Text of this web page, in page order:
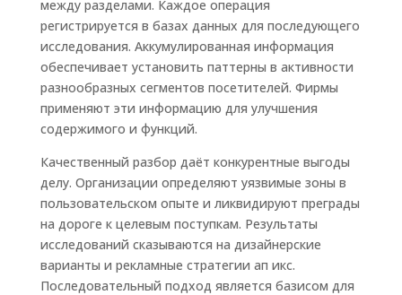
между разделами. Каждое операция
регистрируется в базах данных для последующего
исследования. Аккумулированная информация
обеспечивает установить паттерны в активности
разнообразных сегментов посетителей. Фирмы
применяют эти информацию для улучшения
содержимого и функций.
Качественный разбор даёт конкурентные выгоды
делу. Организации определяют уязвимые зоны в
пользовательском опыте и ликвидируют преграды
на дороге к целевым поступкам. Результаты
исследований сказываются на дизайнерские
варианты и рекламные стратегии ап икс.
Последовательный подход является базисом для